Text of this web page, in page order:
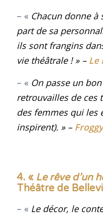
– « Chacun donne à
part de sa
ils sont frangins
vie théâtrale !» – Le
– « On passe un
retrouvailles de ces
des femmes qui les
inspirent). » –
4. « Le rêve d’un
Théâtre de
– « Le décor, le